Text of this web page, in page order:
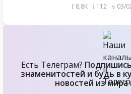
8,8K 112 03/
Есть Телеграм?
знаменитостей и будь в
новостей из